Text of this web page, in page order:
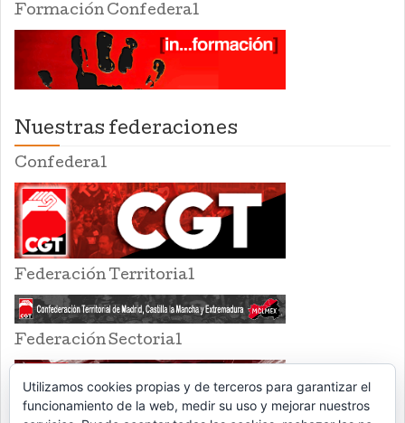
Formación Confederal
Nuestras federaciones
Confederal
Federación Territorial
Federación Sectorial
Utilizamos cookies propias y de terceros para garantizar el
funcionamiento de la web, medir su uso y mejorar nuestros